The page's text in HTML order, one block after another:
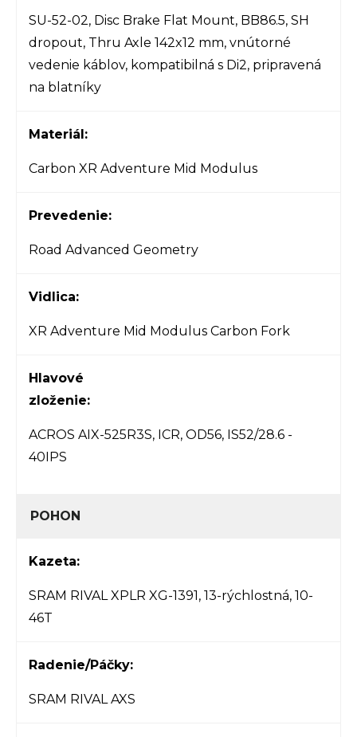
SU-52-02, Disc Brake Flat Mount, BB86.5, SH
dropout, Thru Axle 142x12 mm, vnútorné
vedenie káblov, kompatibilná s Di2, pripravená
na blatníky
Materiál:
Carbon XR Adventure Mid Modulus
Prevedenie:
Road Advanced Geometry
Vidlica:
XR Adventure Mid Modulus Carbon Fork
Hlavové
zloženie:
ACROS AIX-525R3S, ICR, OD56, IS52/28.6 -
40IPS
POHON
Kazeta:
SRAM RIVAL XPLR XG-1391, 13-rýchlostná, 10-
46T
Radenie/Páčky:
SRAM RIVAL AXS